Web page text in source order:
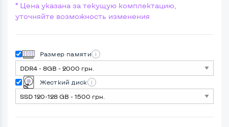
* Цена указана за текущую комплектацию,
уточняйте возможность изменения
Размер памяти
Жесткий диск